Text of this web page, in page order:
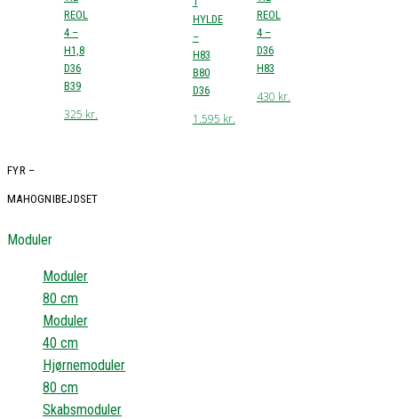
REOL
4 –
H1,8
D36
B39
325 kr.
HYLDE
–
H83
B80
D36
1.595 kr.
REOL
4 –
D36
H83
430 kr.
FYR –
MAHOGNIBEJDSET
Moduler
Moduler
80 cm
Moduler
40 cm
Hjørnemoduler
80 cm
Skabsmoduler